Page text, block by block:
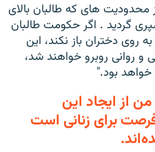
های که طالبان بالای
گردید . اگر حکومت طالبان
روی دختران باز نکند، این
و روانی روبرو خواهند شد،
خواهد بود."
از ایجاد این
برای زنانی است